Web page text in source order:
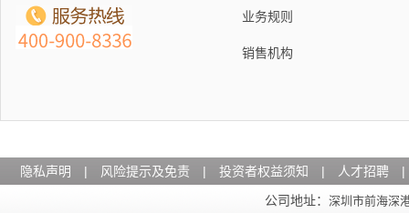
业务规则
销售机构
隐私声明 | 风险提示及免责 | 投资者权益须知 | 人才招聘
|
公司地址： 深圳市前海深